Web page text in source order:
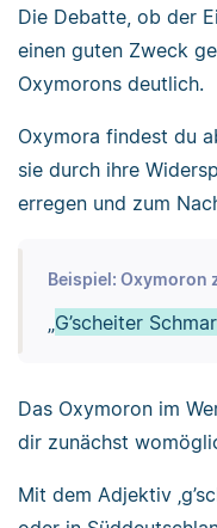
Die Debatte, ob der
einen guten Zweck
Oxymorons deutlich.
Oxymora findest du
sie durch ihre
erregen und zum
Beispiel: Oxymoron
G’scheiter
Das Oxymoron im
dir zunächst
Mit dem Adjektiv